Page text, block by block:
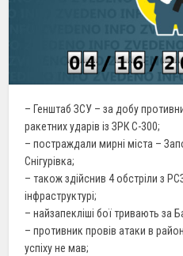
– Генштаб ЗСУ – за добу
ракетних ударів із ЗРК С-300;
– постраждали мирні міста –
Снігурівка;
– також здійснив 4 обстріли з
інфраструктурі;
– найзапекліші бої тривають за
– противник провів атаки в
успіху не мав;